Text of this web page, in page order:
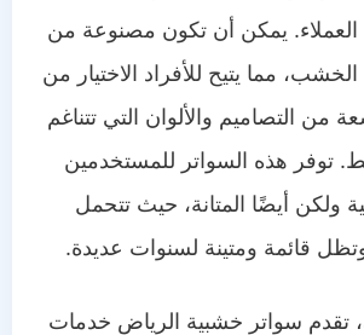
العملاء. يمكن أن تكون مصنوعة من
مما يتيح للأفراد الاختيار من
من التصاميم والألوان التي تتناغم
توفر هذه السواتر للمستخدمين
ولكن أيضًا المتانة، حيث تتحمل
وتظل قائمة ومتينة لسنوات عديدة.
تقدم سواتر خشبية الرياض خدمات